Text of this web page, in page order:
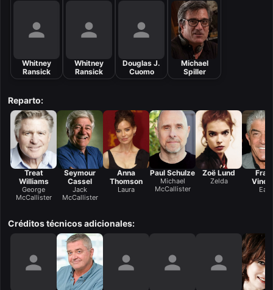
Whitney
Ransick
Whitney
Ransick
Douglas J.
Cuomo
Michael
Spiller
Reparto:
Treat
Williams
George
McCallister
Seymour
Cassel
Jack
McCallister
Anna
Thomson
Laura
Paul Schulze
Michael
McCallister
Zoë Lund
Zelda
Earl
Créditos técnicos adicionales: